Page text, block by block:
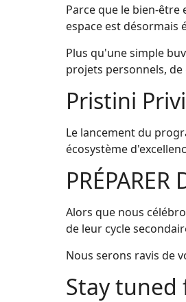
Parce que le bien-
espace est désormais
Plus qu'une simple
projets personnels,
Pristini
Le lancement du
écosystème
Alors que nous
de leur cycle
Nous serons ravis de
Stay tuned